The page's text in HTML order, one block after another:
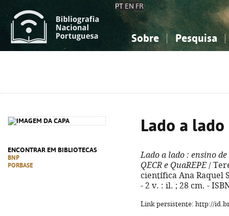
PT EN FR
Sobre Pesquisa
ENCONTRAR EM BIBLIOTECAS
BNP
PORBASE
Lado a lado
Lado a lado : ensino
QECR e QuaREPE /
científica Ana Raquel
- 2 v. : il. ; 28 cm. -
Link persistente: http://